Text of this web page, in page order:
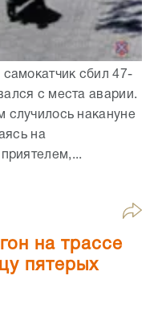
сбил 47-
с места аварии.
случилось накануне
на
на трассе
пятерых